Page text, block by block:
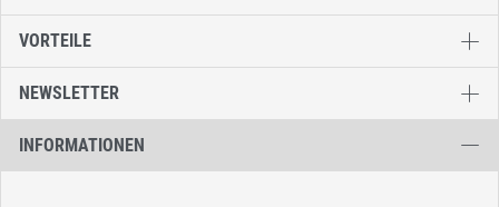
VORTEILE
NEWSLETTER
INFORMATIONEN